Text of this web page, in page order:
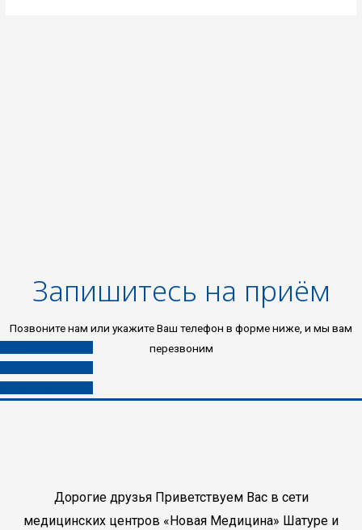
Запишитесь на приём
Позвоните нам или укажите Ваш телефон в форме ниже, и мы вам
перезвоним
Дорогие друзья Приветствуем Вас в сети
медицинских центров «Новая Медицина» Шатуре и